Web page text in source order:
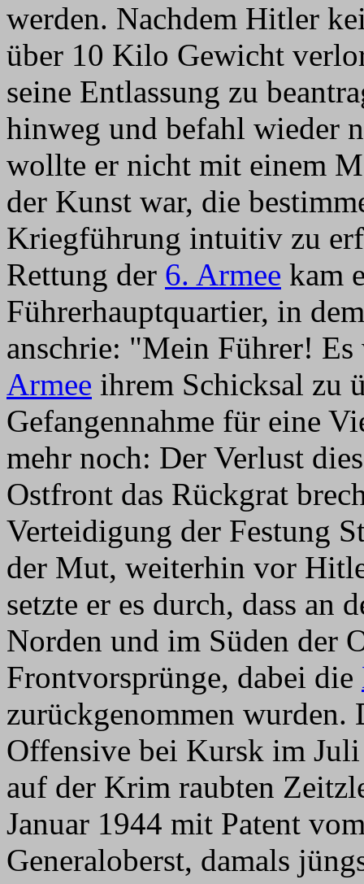
werden. Nachdem Hitler
über 10 Kilo Gewicht
seine Entlassung zu
hinweg und befahl wieder
wollte er nicht mit einem
der Kunst war, die
Kriegführung intuitiv zu
Rettung der 6. Armee kam
Führerhauptquartier, in
anschrie: "Mein Führer!
Armee ihrem Schicksal zu
Gefangennahme für eine
mehr noch: Der Verlust
Ostfront das Rückgrat
Verteidigung der Festung
der Mut, weiterhin vor
setzte er es durch, dass an
Norden und im Süden der
Frontvorsprünge, dabei die
zurückgenommen wurden.
Offensive bei Kursk im
auf der Krim raubten
Januar 1944 mit Patent
Generaloberst, damals